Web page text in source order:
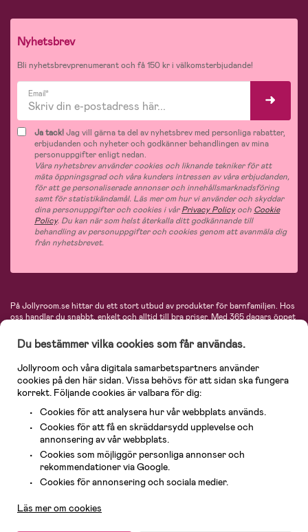
Nyhetsbrev
Bli nyhetsbrevprenumerant och få 150 kr i välkomsterbjudande!
Email*
Ja tack!Jag vill gärna ta del av nyhetsbrev med personliga rabatter,
erbjudanden och nyheter och godkänner behandlingen av mina
personuppgifter enligt nedan.
Våra nyhetsbrev använder cookies och liknande tekniker för att
mäta öppningsgrad och våra kunders intressen av våra erbjudanden,
för att ge personaliserade annonser och innehållsmarknadsföring
samt för statistikändamål. Läs mer om hur vi använder och skyddar
dina personuppgifter och cookies i vårPrivacy Policyoch Cookie
Policy. Du kan när som helst återkalla ditt godkännande till
behandling av personuppgifter och cookies genom att avanmäla dig
från nyhetsbrevet.
På Jollyroom.se hittar du ett stort utbud av produkter för barnfamiljen. Hos
oss handlar du snabbt, enkelt och alltid till bra priser.Med 365 dagars öppet
hos oss. I vårt sortiment hittar du barnvagnar, bilstolar, kläder för barn och
baby, produkter för mamman, massor av inspirerande inredning, leksaker,
babyprodukter och mycket mer. Vi erbjuder produkter från välkända
varumärken så som Britax, Maxi-Cosi, Baby Jogger, BabyBjörn, Didriksons,
KidKraft, Ergobaby, Philips Avent, Neonate, Cybex, LEGO och många fler.
Välkommen in och kika runt i Nordens största barn- och babybutik på nätet!
Du bestämmer vilka cookies som får användas.
Jollyroom och våra digitala samarbetspartners använder
cookies på den här sidan. Vissa behövs för att sidan ska fungera
korrekt. Följande cookies är valbara för dig:
Cookies för att analysera hur vår webbplats används.
Cookies för att få en skräddarsydd upplevelse och
annonsering av vår webbplats.
Cookies som möjliggör personliga annonser och
rekommendationer via Google.
Cookies för annonsering och sociala medier.
Läs mer om cookies